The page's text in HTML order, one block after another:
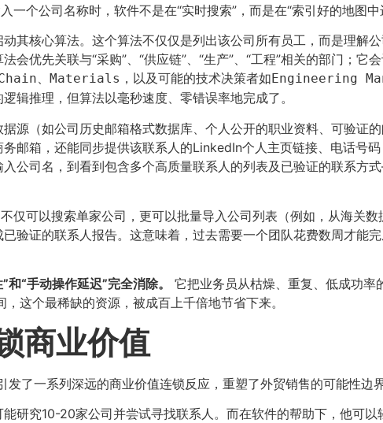
个公司名称时，软件不是在“实时搜索”，而是在“索引好的地图中
其核心算法。这个算法不仅仅是列出该公司所有员工，而是理解
优先关联与“采购”、“供应链”、“生产”、“工程”相关的部门；它
、 Materials ，以及可能的技术决策者如Engineering
辑推理，但算法以毫秒速度、零错误率地完成了。
据源（如公司历史邮箱格式数据库、个人公开的职业资料、可验证
邮箱，还能同步提供该联系人的LinkedIn个人主页链接、电话号
公司名，到看到包含多个高质量联系人的列表及已验证的联系方
仅可以搜索单家公司，更可以批量导入公司列表（例如，从海关
验证的联系人报告。这意味着，过去需要一个团队花费数周才能完
“手动操作延迟”完全消除。​
它把业务员从枯燥、重复、低成功率
这个最稀缺的资源，被成百上千倍地节省下来。
商业价值
了一系列深远的商业价值连锁反应，重塑了外贸销售的可能性边界
能研究10-20家公司并尝试寻找联系人。而在软件的帮助下，他可